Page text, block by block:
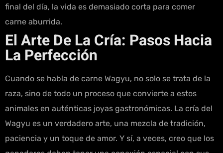
final del día, la vida es demasiado corta para comer
carne aburrida.
El Arte De La Cría: Pasos Hacia
La Perfección
Cuando se habla de carne Wagyu, no solo se trata de la
raza, sino de todo un proceso que convierte a estos
animales en auténticas joyas gastronómicas. La cría del
Wagyu es un verdadero arte, una mezcla de tradición,
paciencia y un toque de amor. Y sí, a veces, creo que los